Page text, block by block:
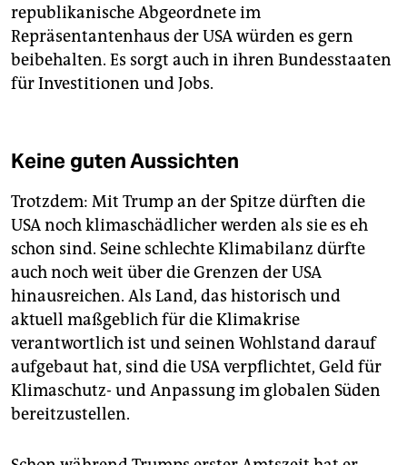
republikanische Abgeordnete im
Repräsentantenhaus der USA würden es gern
beibehalten. Es sorgt auch in ihren Bundesstaaten
für Investitionen und Jobs.
Keine guten Aussichten
Trotzdem: Mit Trump an der Spitze dürften die
USA noch klimaschädlicher werden als sie es eh
schon sind. Seine schlechte Klimabilanz dürfte
auch noch weit über die Grenzen der USA
hinausreichen. Als Land, das historisch und
aktuell maßgeblich für die Klimakrise
verantwortlich ist und seinen Wohlstand darauf
aufgebaut hat, sind die USA verpflichtet, Geld für
Klimaschutz- und Anpassung im globalen Süden
bereitzustellen.